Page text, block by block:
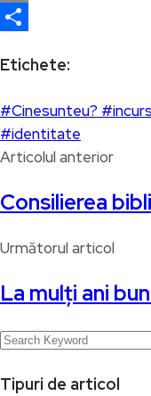
Email
Etichete:
#Cinesunteu?
#identitate
Articolul anterior
Consilierea
Următorul articol
La mulți ani
Tipuri de articol